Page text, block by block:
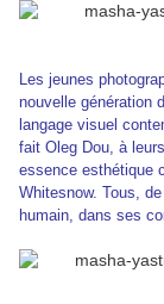
Les jeunes
nouvelle génération
langage visuel
fait Oleg Dou, à
essence esthétique
Whitesnow. Tous,
humain, dans ses